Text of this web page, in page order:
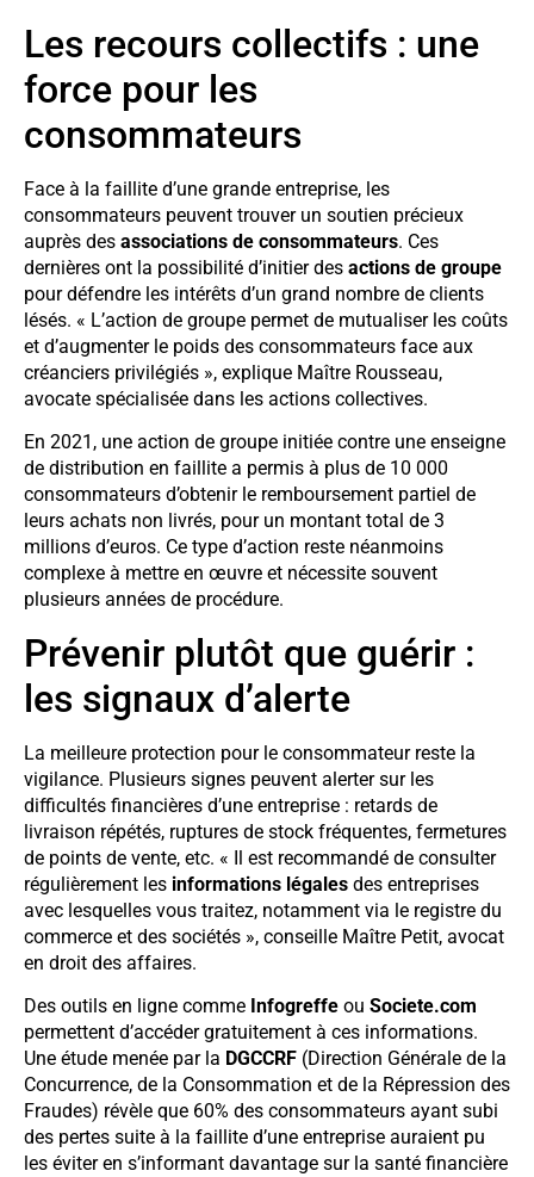
Les recours collectifs : une
force pour les
consommateurs
Face à la faillite d’une grande entreprise, les
consommateurs peuvent trouver un soutien précieux
auprès des associations de consommateurs. Ces
dernières ont la possibilité d’initier des actions de groupe
pour défendre les intérêts d’un grand nombre de clients
lésés. « L’action de groupe permet de mutualiser les coûts
et d’augmenter le poids des consommateurs face aux
créanciers privilégiés », explique Maître Rousseau,
avocate spécialisée dans les actions collectives.
En 2021, une action de groupe initiée contre une enseigne
de distribution en faillite a permis à plus de 10 000
consommateurs d’obtenir le remboursement partiel de
leurs achats non livrés, pour un montant total de 3
millions d’euros. Ce type d’action reste néanmoins
complexe à mettre en œuvre et nécessite souvent
plusieurs années de procédure.
Prévenir plutôt que guérir :
les signaux d’alerte
La meilleure protection pour le consommateur reste la
vigilance. Plusieurs signes peuvent alerter sur les
difficultés financières d’une entreprise : retards de
livraison répétés, ruptures de stock fréquentes, fermetures
de points de vente, etc. « Il est recommandé de consulter
régulièrement les informations légales des entreprises
avec lesquelles vous traitez, notamment via le registre du
commerce et des sociétés », conseille Maître Petit, avocat
en droit des affaires.
Des outils en ligne comme Infogreffe ou Societe.com
permettent d’accéder gratuitement à ces informations.
Une étude menée par la DGCCRF (Direction Générale de la
Concurrence, de la Consommation et de la Répression des
Fraudes) révèle que 60% des consommateurs ayant subi
des pertes suite à la faillite d’une entreprise auraient pu
les éviter en s’informant davantage sur la santé financière